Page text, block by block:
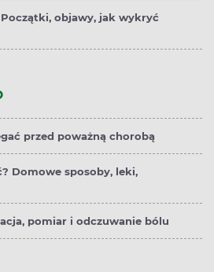
objawy, jak wykryć
przed poważną chorobą
Domowe sposoby, leki,
pomiar i odczuwanie bólu